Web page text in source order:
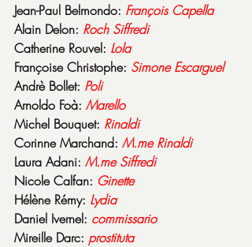
Jean-Paul Belmondo: François Capella
Alain Delon: Roch Siffredi
Catherine Rouvel: Lola
Françoise Christophe: Simone Escarguel
Andrè Bollet: Poli
Arnoldo Foà: Marello
Michel Bouquet: Rinaldi
Corinne Marchand: M.me Rinaldi
Laura Adani: M.me Siffredi
Nicole Calfan: Ginette
Hélène Rémy: Lydia
Daniel Ivernel: commissario
Mireille Darc: prostituta